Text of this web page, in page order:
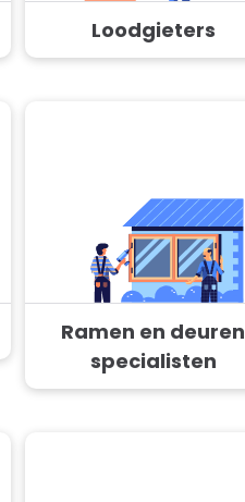
Loodgieters
Ramen en deuren
specialisten